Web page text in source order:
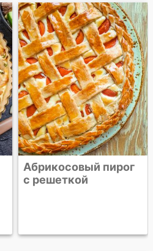
Плетеный пирог с
ветчиной, индейкой
и брокколи